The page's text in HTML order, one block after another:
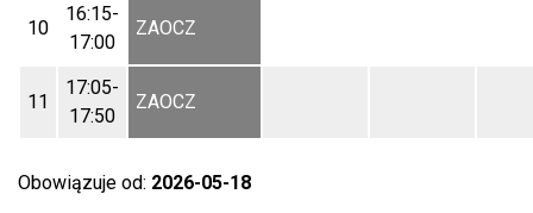
10
16:15-
17:00
ZAOCZ
11
17:05-
17:50
ZAOCZ
Obowiązuje od: 2026-05-18